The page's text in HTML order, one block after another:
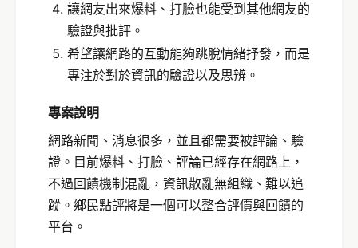
讓網友出來爆料、打臉也能受到其他網友的
驗證與批評。
希望讓網路的互動能夠跳脫情緒抒發，而是
專注於對於資訊的驗證以及思辨。
專案說明
網路新聞、消息很多，並且都需要被評論、驗
證。目前爆料、打臉、評論已經存在網路上，
不過回饋機制混亂，資訊散亂無組織、難以追
蹤。鄉民點評將是一個可以整合評價與回饋的
平台。